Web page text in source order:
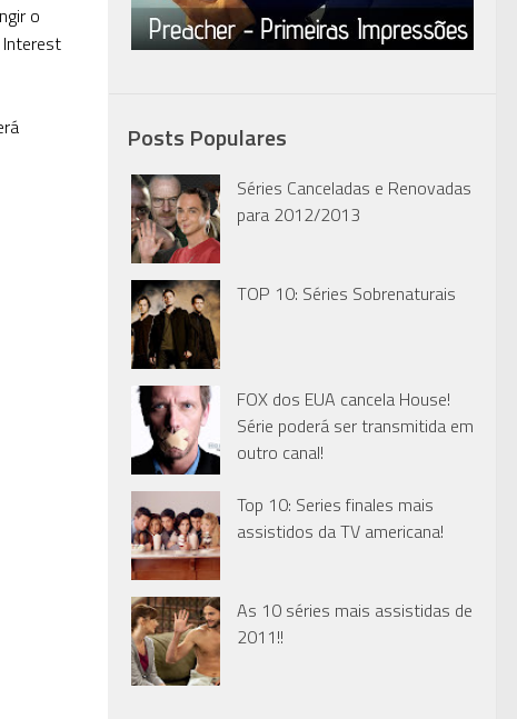
o
Posts Populares
Séries Canceladas e Renovadas
para 2012/2013
TOP 10: Séries Sobrenaturais
FOX dos EUA cancela House!
Série poderá ser transmitida em
outro canal!
Top 10: Series finales mais
assistidos da TV americana!
As 10 séries mais assistidas de
2011!!